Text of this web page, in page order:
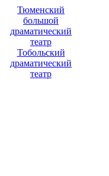
Тюменский
большой
драматический
театр
Тобольский
драматический
театр